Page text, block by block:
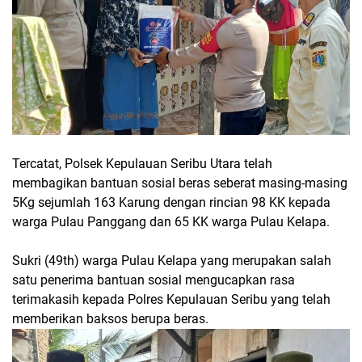
Tercatat, Polsek Kepulauan Seribu Utara telah
membagikan bantuan sosial beras seberat masing-masing
5Kg sejumlah 163 Karung dengan rincian 98 KK kepada
warga Pulau Panggang dan 65 KK warga Pulau Kelapa.
Sukri (49th) warga Pulau Kelapa yang merupakan salah
satu penerima bantuan sosial mengucapkan rasa
terimakasih kepada Polres Kepulauan Seribu yang telah
memberikan baksos berupa beras.